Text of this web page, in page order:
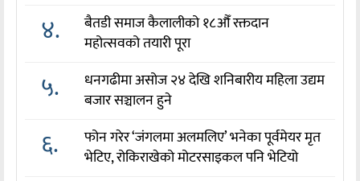
४.
बैतडी समाज कैलालीको १८औँ रक्तदान
महोत्सवको तयारी पूरा
५.
धनगढीमा असोज २४ देखि शनिबारीय महिला उद्यम
बजार सञ्चालन हुने
६.
फोन गरेर ‘जंगलमा अलमलिए’ भनेका पूर्वमेयर मृत
भेटिए, रोकिराखेको मोटरसाइकल पनि भेटियो